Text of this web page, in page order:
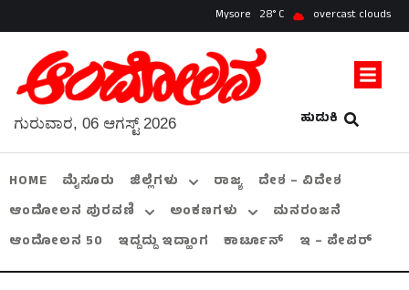
Mysore 28 overcast clouds
ಹುಡುಕಿ
ಗುರುವಾರ, 06 ಆಗಸ್ಟ್ 2026
HOME ಮೈಸೂರು ಜಿಲ್ಲೆಗಳು ರಾಜ್ಯ
ದೇಶ – ವಿದೇಶ
ಆಂದೋಲನ ಪುರವಣಿ
ಅಂಕಣಗಳು
ಮನರಂಜನೆ
ಆಂದೋಲನ 50
ಇದ್ದದ್ದು ಇದ್ಹಾಂಗ ಕಾರ್ಟೂನ್ ಇ – ಪೇಪರ್